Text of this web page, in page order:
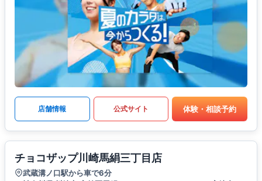
店舗情報 公式サイト 体験・相談予約
チョコザップ川崎馬絹三丁目店
武蔵溝ノ口駅から車で6分